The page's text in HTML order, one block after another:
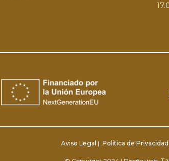
Aviso Legal | Política de Privacidad